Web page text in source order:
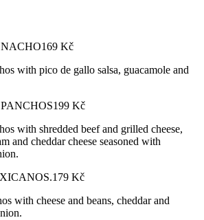
169 Kč
with pico de gallo salsa, guacamole and
199 Kč
with shredded beef and grilled cheese,
and cheddar cheese seasoned with
179 Kč
with cheese and beans, cheddar and